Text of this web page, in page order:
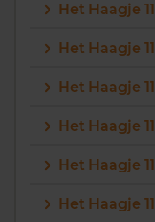
Het Haagje
Het Haagje
Het Haagje
Het Haagje
Het Haagje
Het Haagje